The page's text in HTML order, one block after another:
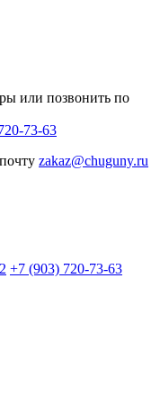
или позвонить по
73-63
zakaz@chuguny.ru
+7 (903) 720-73-63